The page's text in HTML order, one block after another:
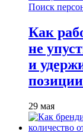
Поиск
Как
не
и
29 мая